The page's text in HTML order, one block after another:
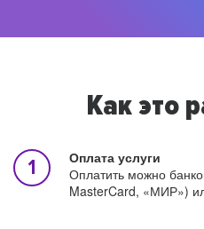
Как это
Оплата услуги
Оплатить можно
MasterCard, «МИР»)